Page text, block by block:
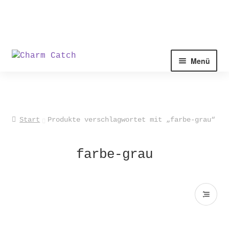
Zur
Zum
Menü
Start Produkte verschlagwortet mit „farbe-grau“
farbe-grau